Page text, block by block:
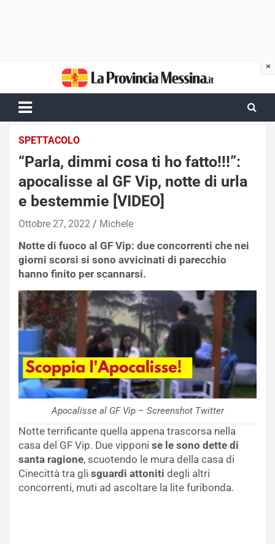
content
SPETTACOLO
“Parla, dimmi cosa ti ho fatto!!!”:
apocalisse al GF Vip, notte di urla
e bestemmie [VIDEO]
Ottobre 27, 2022 Michele
Notte di fuoco al GF Vip: due concorrenti che nei
giorni scorsi si sono avvicinati di parecchio
hanno finito per scannarsi.
Apocalisse al GF Vip – Screenshot Twitter
Notte terrificante quella appena trascorsa nella
casa del GF Vip. Due vipponi se le sono dette di
santa ragione, scuotendo le mura della casa di
Cinecittà tra gli sguardi attoniti degli altri
concorrenti, muti ad ascoltare la lite furibonda.